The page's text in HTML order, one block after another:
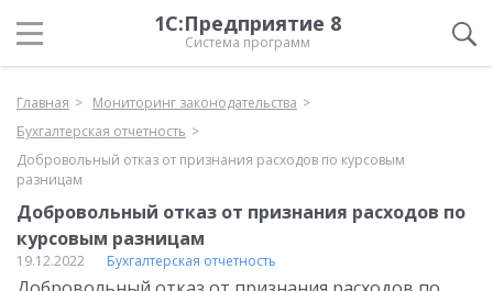
1С:Предприятие 8
Система программ
Главная
Мониторинг законодательства
Бухгалтерская отчетность
Добровольный отказ от признания расходов по курсовым
разницам
Добровольный отказ от признания расходов по
курсовым разницам
19.12.2022 Бухгалтерская отчетность